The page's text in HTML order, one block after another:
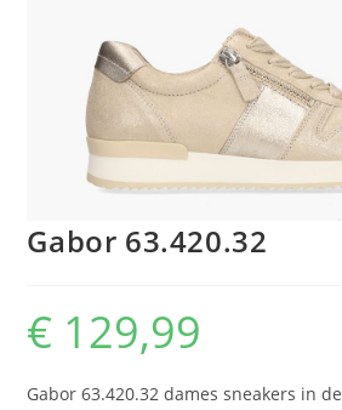
Gabor 63.420.32
€ 129,99
Gabor 63.420.32 dames sneakers in